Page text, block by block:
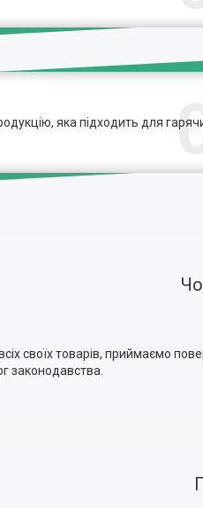
яка підходить для
своїх товарів, приймаємо
законодавства.